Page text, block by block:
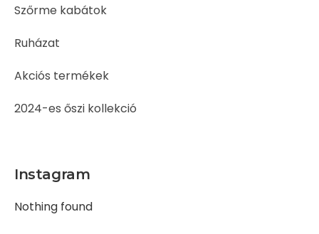
Szőrme kabátok
Ruházat
Akciós termékek
2024-es őszi kollekció
Instagram
Nothing found